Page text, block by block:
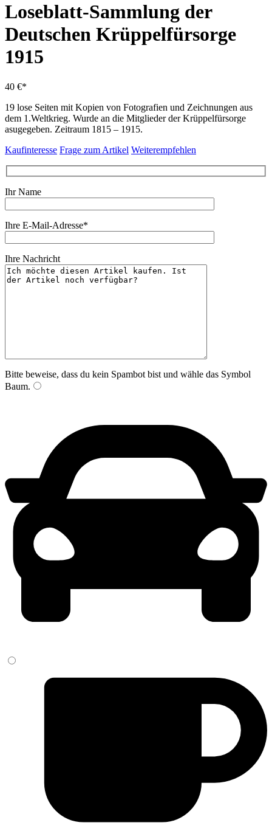
Loseblatt-Sammlung der
Deutschen Krüppelfürsorge
1915
40 €*
19 lose Seiten mit Kopien von Fotografien und Zeichnungen aus
dem 1.Weltkrieg. Wurde an die Mitglieder der Krüppelfürsorge
asugegeben. Zeitraum 1815 – 1915.
Kaufinteresse Frage zum Artikel Weiterempfehlen
Ihr Name
Ihre E-Mail-Adresse*
Ihre Nachricht
Bitte beweise, dass du kein Spambot bist und wähle das Symbol
Baum.